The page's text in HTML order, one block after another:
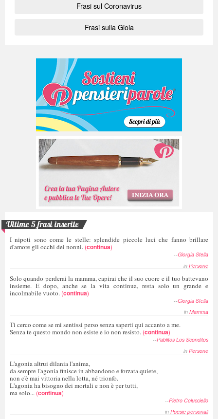
Frasi sul Coronavirus
Frasi sulla Gioia
Ultime 5 frasi inserite
I nipoti sono come le stelle: splendide piccole luci che fanno brillare
d'amore gli occhi dei nonni. (continua)
--Giorgia Stella
in Persone
Solo quando perderai la mamma, capirai che il suo cuore e il tuo battevano
insieme. E dopo, anche se la vita continua, resta solo un grande e
incolmabile vuoto. (continua)
--Giorgia Stella
in Mamma
Ti cerco come se mi sentissi perso senza saperti qui accanto a me.
Senza te questo mondo non esiste e io non resisto. (continua)
--Pablitos Los Sconditos
in Persone
L'agonia altrui dilania l'anima,
da sempre l'agonia finisce in abbandono e forzata quiete,
non c'è mai vittoria nella lotta, né trionfo.
L'agonia ha bisogno dei mortali e non è per tutti,
ma solo... (continua)
--Pietro Colucciello
in Poesie personali